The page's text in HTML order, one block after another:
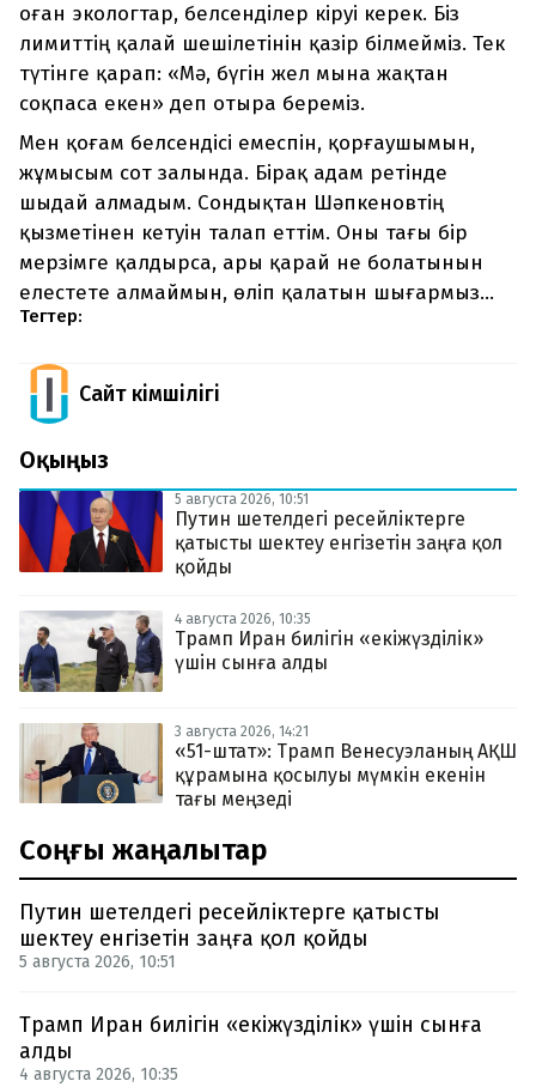
оған экологтар, белсенділер кіруі керек. Біз
лимиттің қалай шешілетінін қазір білмейміз. Тек
түтінге қарап: «Мә, бүгін жел мына жақтан
соқпаса екен» деп отыра береміз.
Мен қоғам белсендісі емеспін, қорғаушымын,
жұмысым сот залында. Бірақ адам ретінде
шыдай алмадым. Сондықтан Шәпкеновтің
қызметінен кетуін талап еттім. Оны тағы бір
мерзімге қалдырса, ары қарай не болатынын
елестете алмаймын, өліп қалатын шығармыз...
Тегтер:
Сайт Әкімшілігі
Оқыңыз
5 августа 2026, 10:51
Путин шетелдегі ресейліктерге
қатысты шектеу енгізетін заңға қол
қойды
4 августа 2026, 10:35
Трамп Иран билігін «екіжүзділік»
үшін сынға алды
3 августа 2026, 14:21
«51-штат»: Трамп Венесуэланың АҚШ
құрамына қосылуы мүмкін екенін
тағы меңзеді
Соңғы жаңалықтар
Путин шетелдегі ресейліктерге қатысты
шектеу енгізетін заңға қол қойды
5 августа 2026, 10:51
Трамп Иран билігін «екіжүзділік» үшін сынға
алды
4 августа 2026, 10:35